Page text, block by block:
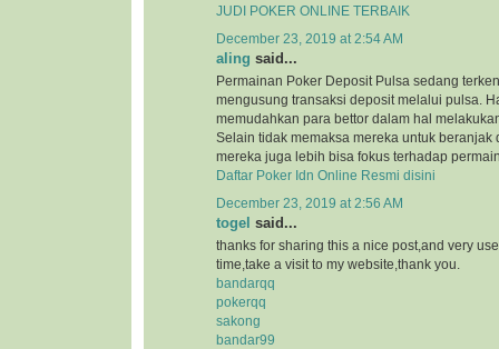
JUDI POKER ONLINE TERBAIK
December 23, 2019 at 2:54 AM
aling said...
Permainan Poker Deposit Pulsa sedang
mengusung transaksi deposit melalui pulsa.
memudahkan para bettor dalam hal
Selain tidak memaksa mereka untuk beranjak
mereka juga lebih bisa fokus terhadap
Daftar Poker Idn Online Resmi disini
December 23, 2019 at 2:56 AM
togel said...
thanks for sharing this a nice post,and very
time,take a visit to my website,thank you.
bandarqq
pokerqq
sakong
bandar99